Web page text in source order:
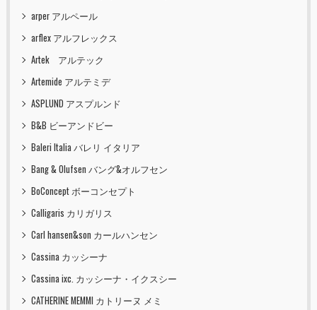
arper アルペール
arflex アルフレックス
Artek アルテック
Artemide アルテミデ
ASPLUND アスプルンド
B&B ビーアンドビー
Baleri Italia バレリ イタリア
Bang & Olufsen バング&オルフセン
BoConcept ボーコンセプト
Calligaris カリガリス
Carl hansen&son カールハンセン
Cassina カッシーナ
Cassina ixc. カッシーナ・イクスシー
CATHERINE MEMMI カトリーヌ メミ